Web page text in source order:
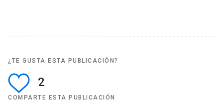
¿TE GUSTA ESTA PUBLICACIÓN?
2
COMPARTE ESTA PUBLICACIÓN